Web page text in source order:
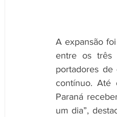
A expansão
entre os três
portadores de
contínuo. Até
Paraná
um dia”,